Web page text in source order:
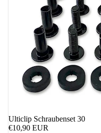
Ulticlip Schraubenset 30
€10,90 EUR